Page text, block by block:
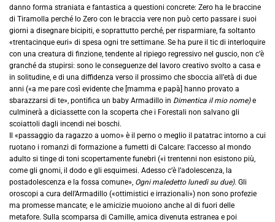
danno forma straniata e fantastica a questioni concrete: Zero ha le braccine
di Tiramolla perché lo Zero con le braccia vere non può certo passare i suoi
giorni a disegnare bicipiti, e soprattutto perché, per risparmiare, fa soltanto
«trentacinque euri» di spesa ogni tre settimane. Se ha pure il tic di interloquire
con una creatura di finzione, tendente al ripiego regressivo nel guscio, non c’è
granché da stupirsi: sono le conseguenze del lavoro creativo svolto a casa e
in solitudine, e di una diffidenza verso il prossimo che sboccia all’età di due
anni («a me pare così evidente che [mamma e papà] hanno provato a
sbarazzarsi di te», pontifica un baby Armadillo in Dimentica il mio nome)e
culminerà a diciassette con la scoperta che i Forestali non salvano gli
scoiattoli dagli incendi nei boschi.
Il «passaggio da ragazzo a uomo» è il perno o meglio il patatrac intorno a cui
ruotano i romanzi di formazione a fumetti di Calcare: l’accesso al mondo
adulto si tinge di toni scopertamente funebri («i trentenni non esistono più,
come gli gnomi, il dodo e gli esquimesi. Adesso c’è l’adolescenza, la
postadolescenza e la fossa comune», Ogni maledetto lunedì su due). Gli
oroscopi a cura dell’Armadillo («ottimistici e irrazionali») non sono profezie
ma promesse mancate; e le amicizie muoiono anche al di fuori delle
metafore. Sulla scomparsa di Camille, amica divenuta estranea e poi